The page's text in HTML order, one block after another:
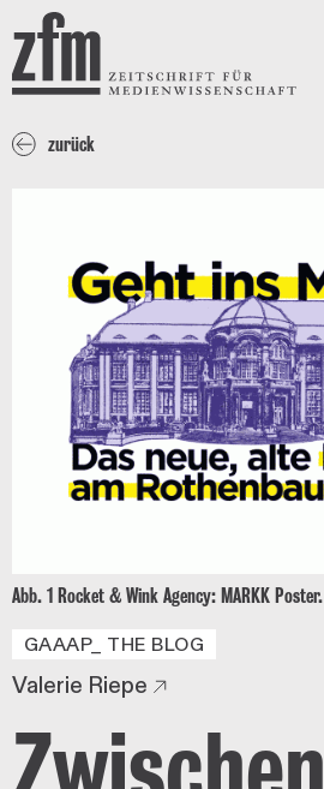
Direkt zum Inhalt
ZEITSCHRIFT FÜR
MEDIENWISSENSCHAFT
zurück
Abb. 1 Rocket & Wink Agency: MARKK Poster.
GAAAP_ THE BLOG
Valerie Riepe